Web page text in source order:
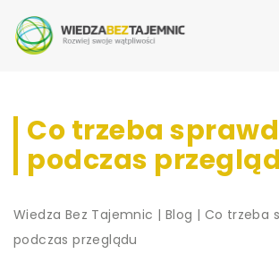
Co trzeba
podczas
Wiedza Bez Tajemnic | Blog | Co trzeba
podczas przeglądu